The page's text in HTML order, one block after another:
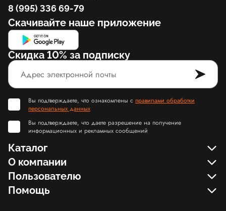
8 (995) 336 69-79
Скачивайте наше приложение
Скидка 10% за подписку
Вы подтверждаете, что ознакомлены с правилами обработки
персональных данных
Вы подтверждаете, что даете разрешение на получение
информационных и рекламных сообщений
Каталог
О компании
Пользователю
Помощь